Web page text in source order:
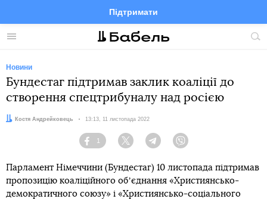
Меню
Підтримати
FacebookTelegramTwitter
Новини
Бундестаг підтримав заклик коаліції до
створення спецтрибуналу над росією
Автор:Костя Андрейковець Дата:
13:13, 11 листопада 2022
Facebook
1
Twitter TelegramViber
Парламент Німеччини (Бундестаг) 10 листопада підтримав
пропозицію коаліційного обʼєднання «Християнсько-
демократичного союзу» і «Християнсько-соціального